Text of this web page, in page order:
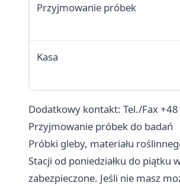
Przyjmowanie próbek
Kasa
Dodatkowy kontakt: Tel./Fax
Przyjmowanie próbek do badań
Próbki gleby, materiału
Stacji od poniedziałku do piątku
zabezpieczone. Jeśli nie masz